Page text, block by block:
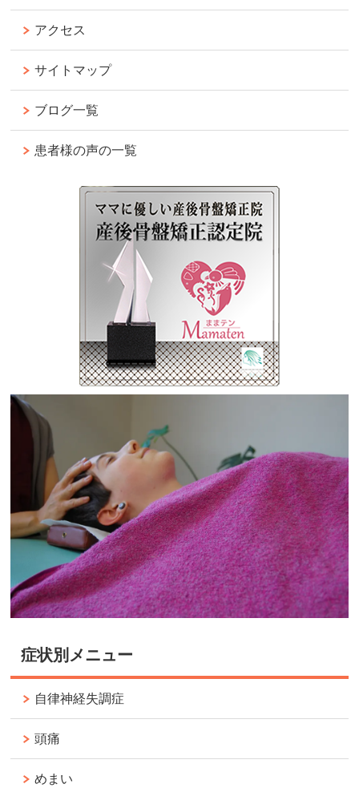
アクセス
サイトマップ
ブログ一覧
患者様の声の一覧
症状別メニュー
自律神経失調症
頭痛
めまい